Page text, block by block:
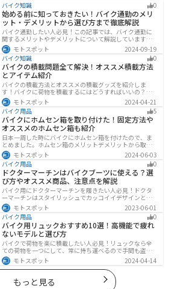
バイク知識 0
始める前に知っておきたい！バイク通勤のメリ
ット・デメリットから選び方まで徹底解説
バイク通勤したい人必見！この記事では、バイク通勤に
関するメリットやデメリットについて解説しています。
実は通勤時間を短縮できるメリットがありますが、会社
によっては許可されない場合もあるので、事前に確認が
必要です。この記事を読めばバイク通勤の始め方がわか
ります。
モトスポット
2024-09-19
バイク知識
0
バイクの積載問題全て解決！オススメ積載方法
とアイテム紹介
バイクの積載方法とオススメの積載グッズを紹介しま
す！バイクに荷物を積載するにはどうすればいいの？と
いう疑問はこれで解決！通勤や日帰りツーリング、キャ
ンプツーリングなど用途別にオススメの積載方法を解説
します！オススメの積載アイテムも紹介するので、バイ
クの積載に悩んでいる方は参考にしてください。
モトスポット
2024-04-21
バイク用品
5
バイクにホムセン箱を取り付けた！固定方法や
オススメのホムセン箱も紹介
日本一周した時にバイクにホムセン箱を付けたので、ま
とめました。ホムセン箱のメリットデメリットから取り
付け方法、実際につけてどううだったのか、オススメの
ホムセン箱まで全て解説します。バイクにホムセン箱を
付けたいと思っている人はぜひ参考にしてください。
モトスポット
2024-06-03
バイク用品
0
ドクターマーチンはバイクブーツに使える？選
び方やオススメ商品、注意点を解説
バイク用にドクターマーチンを履きたい人必見！ドクタ
ーマーチンはスタイリッシュでカッコイイデザインと高
い機能性で快適なライディングが可能です。バイク用ブ
ーツで選ぶべきポイントや注意点などまとめましたの
で、バイクブーツを探している人は参考にしてくださ
い。
モトスポット
2023-06-01
バイク用品
0
バイク用リュックおすすめ10選！高機能で疲れ
ないモデルと選び方
バイクで荷物を楽に積載したい人必見！リュックなら全
ての荷物を一つにして、常に持ち運べるので手間も盗ま
れる心配もありません。腰や肩の負担を軽減して通勤通
学・ツーリングを快適にできるオススメリュックを紹介
します。
モトスポット 2024-04-14
もっと見る